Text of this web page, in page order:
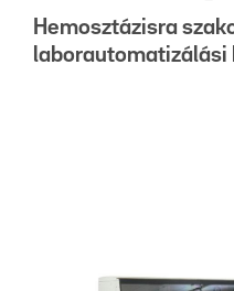
Hemosztázisra
laborautomatizálási